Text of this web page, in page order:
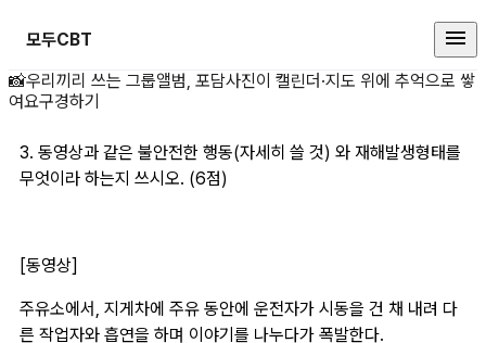
모두CBT
3. 동영상과 같은 불 상세 페이지
📸우리끼리 쓰는 그룹앨범, 포담사진이 캘린더·지도 위에 추억으로 쌓
여요구경하기
3. 동영상과 같은 불안전한 행동(자세히 쓸 것) 와 재해발생형태를
무엇이라 하는지 쓰시오. (6점)
[동영상]
주유소에서, 지게차에 주유 동안에 운전자가 시동을 건 채 내려 다
른 작업자와 흡연을 하며 이야기를 나누다가 폭발한다.